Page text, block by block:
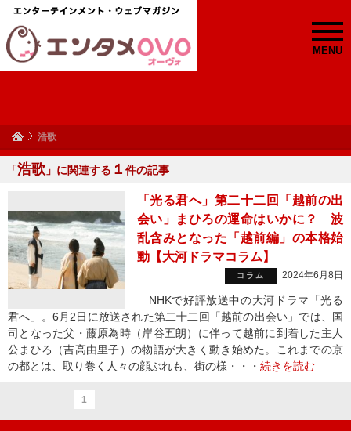
MENU
浩歌
「浩歌 」に関連する １ 件の記事
「光る君へ」第二十二回「越前の出
会い」まひろの運命はいかに？ 波
乱含みとなった「越前編」の本格始
動【大河ドラマコラム】
コラム 2024年6月8日
NHKで好評放送中の大河ドラマ「光る
君へ」。6月2日に放送された第二十二回「越前の出会い」では、国
司となった父・藤原為時（岸谷五朗）に伴って越前に到着した主人
公まひろ（吉高由里子）の物語が大きく動き始めた。これまでの京
の都とは、取り巻く人々の顔ぶれも、街の様・・・ 続きを読む
1